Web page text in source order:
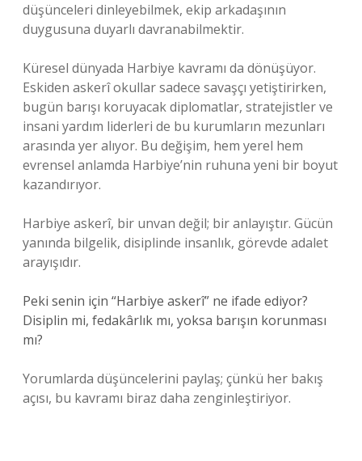
düşünceleri dinleyebilmek, ekip arkadaşının
duygusuna duyarlı davranabilmektir.
Küresel dünyada Harbiye kavramı da dönüşüyor.
Eskiden askerî okullar sadece savaşçı yetiştirirken,
bugün barışı koruyacak diplomatlar, stratejistler ve
insani yardım liderleri de bu kurumların mezunları
arasında yer alıyor. Bu değişim, hem yerel hem
evrensel anlamda Harbiye’nin ruhuna yeni bir boyut
kazandırıyor.
Harbiye askerî, bir unvan değil; bir anlayıştır. Gücün
yanında bilgelik, disiplinde insanlık, görevde adalet
arayışıdır.
Peki senin için “Harbiye askerî” ne ifade ediyor?
Disiplin mi, fedakârlık mı, yoksa barışın korunması
mı?
Yorumlarda düşüncelerini paylaş; çünkü her bakış
açısı, bu kavramı biraz daha zenginleştiriyor.